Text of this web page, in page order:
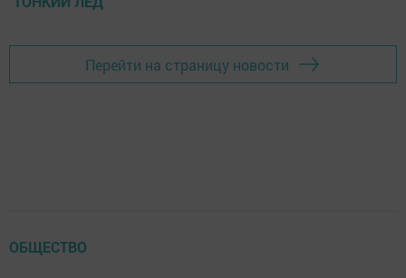
Перейти на страницу новости
ОБЩЕСТВО